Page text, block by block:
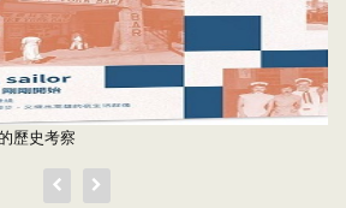
歷史考察